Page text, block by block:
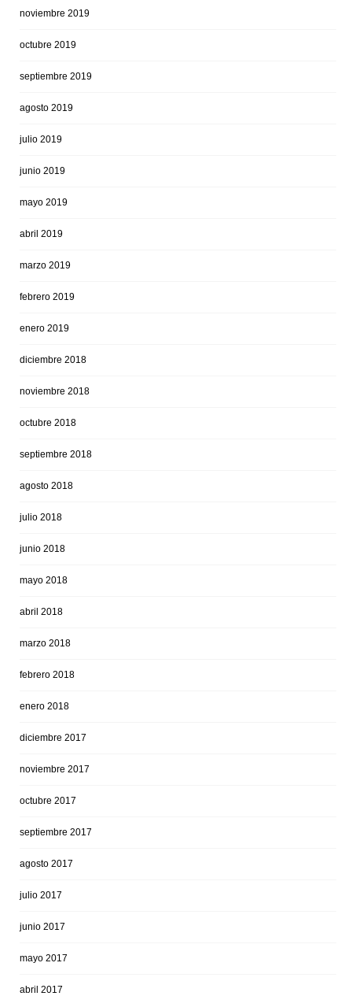
noviembre 2019
octubre 2019
septiembre 2019
agosto 2019
julio 2019
junio 2019
mayo 2019
abril 2019
marzo 2019
febrero 2019
enero 2019
diciembre 2018
noviembre 2018
octubre 2018
septiembre 2018
agosto 2018
julio 2018
junio 2018
mayo 2018
abril 2018
marzo 2018
febrero 2018
enero 2018
diciembre 2017
noviembre 2017
octubre 2017
septiembre 2017
agosto 2017
julio 2017
junio 2017
mayo 2017
abril 2017